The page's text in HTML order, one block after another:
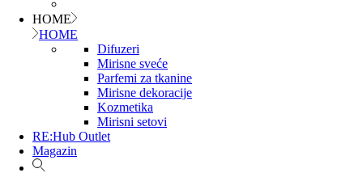
HOME
HOME
Difuzeri
Mirisne sveće
Parfemi za tkanine
Mirisne dekoracije
Kozmetika
Mirisni setovi
RE:Hub Outlet
Magazin